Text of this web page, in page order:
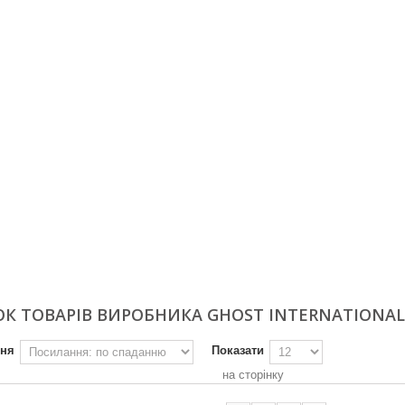
ТОВАРІВ ВИРОБНИКА GHOST INTERNATIONAL
Показати
на сторінку